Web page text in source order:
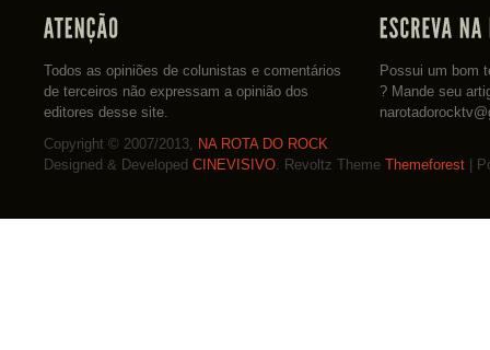
Todos as opiniões de colunistas e comentários
de terceiros não expressam a opinião dos
editores desse site.
Possui um bom
? Mande seu
Copyright © 2007/2013, NA ROTA DO ROCK
Designed & Developed CINEVISIVO. Revoltz Theme Themeforest |